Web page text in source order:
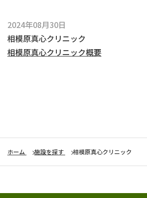
ホーム 施設を探す 相模原真心クリニック
2024年08月30日
相模原真心クリニック
相模原真心クリニック概要